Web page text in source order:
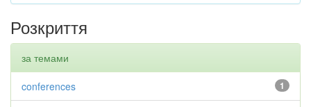
Розкриття
за темами
1
conferences